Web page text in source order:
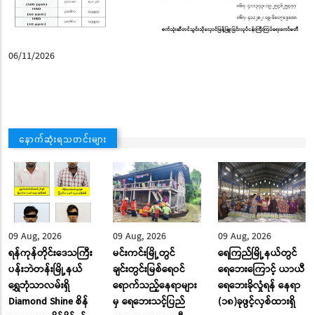
06/11/2026
နောက်ဆုံးရသတင်းများ
09 Aug, 2026
ရန်ကုန်တိုင်းဒေသကြီး
ပန်းဘဲတန်းမြို့နယ်
ရွှေဘုံသာလမ်းရှိ
Diamond Shine စိန်
09 Aug, 2026
မင်းကင်းမြို့တွင်
ချင်းတွင်းမြစ်ရေဝင်
ရောက်သည့်နေရာများ
မှ ရေဘေးသင့်ပြည်
09 Aug, 2026
ရေကြည်မြို့နယ်တွင်
ရေဘေးကြောင့် ယာယီ
ရေဘေးခိုလှုံရန် နေရာ
(၁၈)ခုဖွင့်လှစ်ထားရှိ